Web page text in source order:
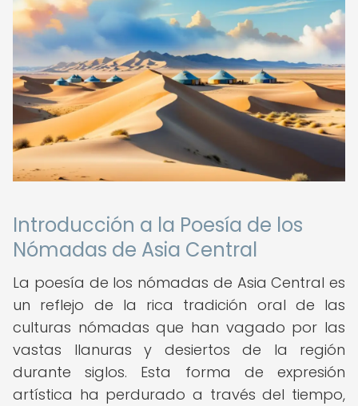
Introducción a la Poesía de los
Nómadas de Asia Central
La poesía de los nómadas de Asia Central es
un reflejo de la rica tradición oral de las
culturas nómadas que han vagado por las
vastas llanuras y desiertos de la región
durante siglos. Esta forma de expresión
artística ha perdurado a través del tiempo,